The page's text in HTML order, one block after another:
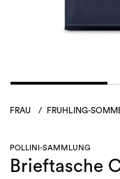
FRAU / FRUHLING-
POLLINI-SAMMLUNG
Brieftasche